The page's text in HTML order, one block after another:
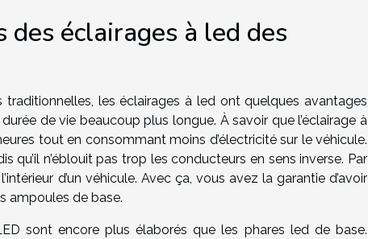
éclairages à led des
les éclairages à led ont quelques avantages
de vie beaucoup plus longue. À savoir que l’éclairage à
tout en consommant moins d’électricité sur le véhicule.
qu’il n’éblouit pas trop les conducteurs en sens inverse. Par
d’un véhicule. Avec ça, vous avez la garantie d’avoir
ampoules de base.
sont encore plus élaborés que les phares led de base.